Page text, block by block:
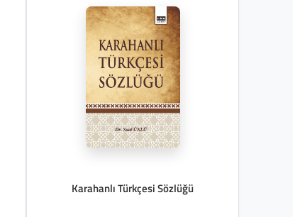
Karahanlı Türkçesi Sözlüğü